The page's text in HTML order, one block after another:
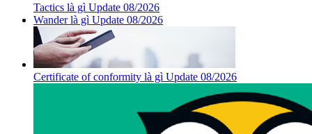
Tactics là gì Update 08/2026
Wander là gì Update 08/2026
Certificate of conformity là gì Update 08/2026